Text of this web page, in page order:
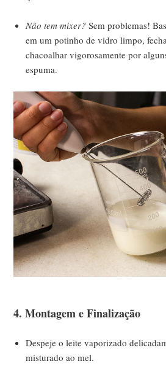
Não tem mixer? Sem problemas!
em um potinho de vidro limpo,
chacoalhar vigorosamente por
espuma.
4. Montagem e Finalização
Despeje o leite vaporizado
misturado ao mel.